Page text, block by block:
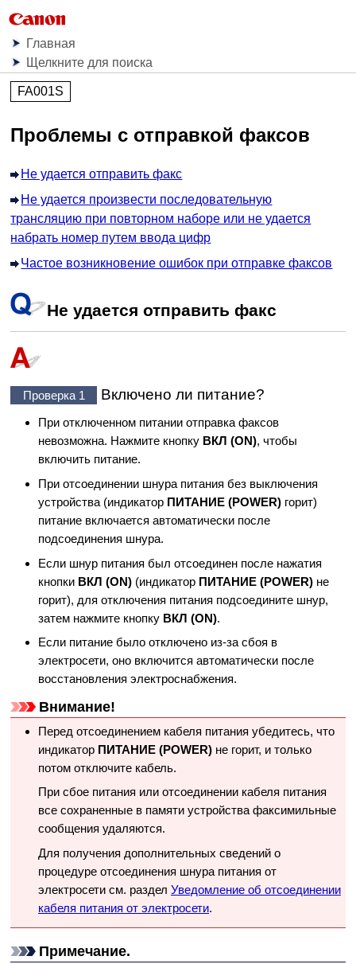
Главная
Щелкните для поиска
FA001S
Проблемы с отправкой факсов
Не удается отправить факс
Не удается произвести последовательную
трансляцию при повторном наборе или не удается
набрать номер путем ввода цифр
Частое возникновение ошибок при отправке факсов
Не удается отправить факс
Проверка 1 Включено ли питание?
При отключенном питании отправка факсов
невозможна. Нажмите кнопку ВКЛ (ON), чтобы
включить питание.
При отсоединении шнура питания без выключения
устройства (индикатор ПИТАНИЕ (POWER)горит)
питание включается автоматически после
подсоединения шнура.
Если шнур питания был отсоединен после нажатия
кнопки ВКЛ (ON)(индикатор ПИТАНИЕ (POWER)не
горит), для отключения питания подсоедините шнур,
затем нажмите кнопку ВКЛ (ON).
Если питание было отключено из-за сбоя в
электросети, оно включится автоматически после
восстановления электроснабжения.
Внимание!
Перед отсоединением кабеля питания убедитесь, что
индикатор ПИТАНИЕ (POWER)не горит, и только
потом отключите кабель.
При сбое питания или отсоединении кабеля питания
все сохраненные в памяти устройствафаксимильные
сообщения удаляются.
Для получения дополнительных сведений о
процедуре отсоединения шнура питания от
электросети см. раздел Уведомление об отсоединении
кабеля питания от электросети.
Примечание.